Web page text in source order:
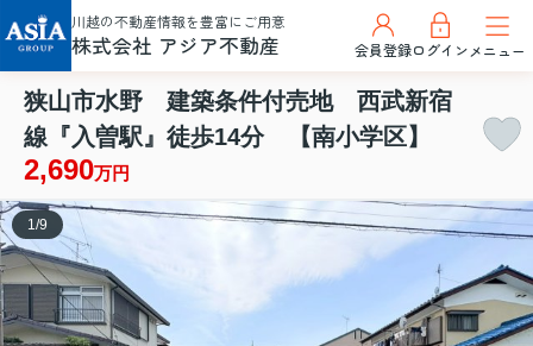
川越の不動産情報を豊富にご用意
株式会社 アジア不動産 会員登録ログインメニュー
狭山市水野 建築条件付売地 西武新宿
線『入曽駅』徒歩14分 【南小学区】
2,690万円
1 /9